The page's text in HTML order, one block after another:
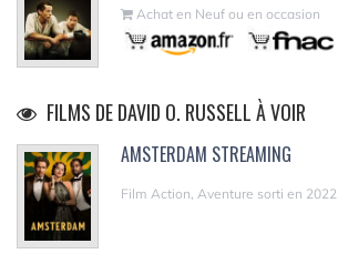
Achat en Neuf ou en occasion
FILMS DE DAVID O. RUSSELL À VOIR
AMSTERDAM STREAMING
Film Action, Aventure sorti en 2022